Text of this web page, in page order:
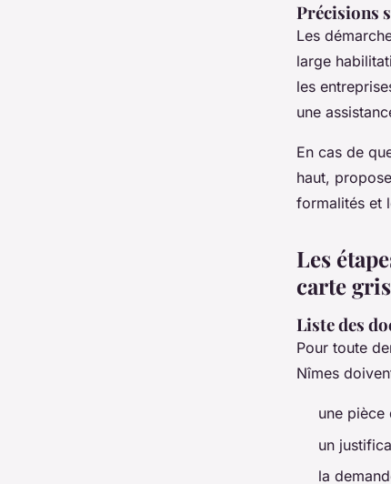
Précisions
Les
large
les
une
En cas de
haut,
formalités et
Les
carte
Liste des
Pour toute
Nîmes
une
un
la